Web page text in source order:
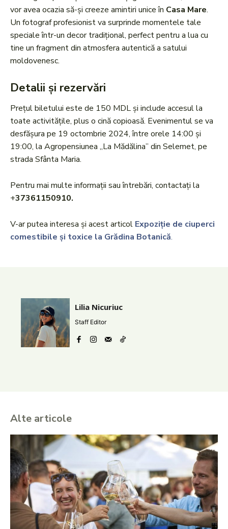
vor avea ocazia să-și creeze amintiri unice în Casa Mare.
Un fotograf profesionist va surprinde momentele tale
speciale într-un decor tradițional, perfect pentru a lua cu
tine un fragment din atmosfera autentică a satului
moldovenesc.
Detalii și rezervări
Prețul biletului este de 150 MDL și include accesul la
toate activitățile, plus o cină copioasă. Evenimentul se va
desfășura pe 19 octombrie 2024, între orele 14:00 și
19:00, la Agropensiunea „La Mădălina” din Selemet, pe
strada Sfânta Maria.
Pentru mai multe informații sau întrebări, contactați la
+37361150910.
V-ar putea interesa și acest articol Expoziție de ciuperci
comestibile și toxice la Grădina Botanică.
Lilia Nicuriuc
Staff Editor
Alte articole